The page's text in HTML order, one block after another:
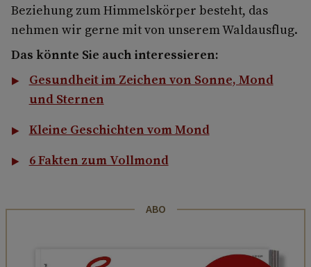
Beziehung zum Himmelskörper besteht, das
nehmen wir gerne mit von unserem Waldausflug.
Das könnte Sie auch interessieren:
Gesundheit im Zeichen von Sonne, Mond
und Sternen
Kleine Geschichten vom Mond
6 Fakten zum Vollmond
ABO